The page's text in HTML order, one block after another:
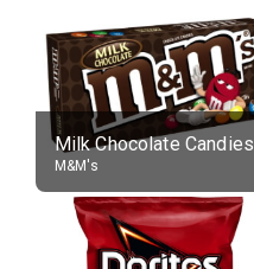
Milk Chocolate Candies
M&M's